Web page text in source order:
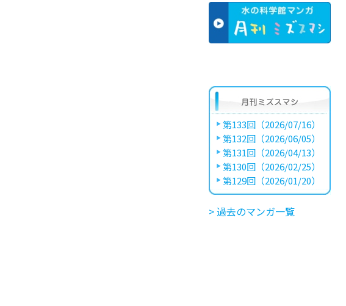
第133回（2026/07/16）
第132回（2026/06/05）
第131回（2026/04/13）
第130回（2026/02/25）
第129回（2026/01/20）
> 過去のマンガ一覧